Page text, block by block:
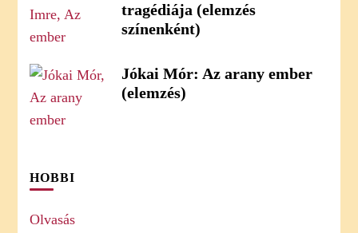
tragédiája (elemzés
színenként)
Jókai Mór: Az arany ember
(elemzés)
HOBBI
Olvasás